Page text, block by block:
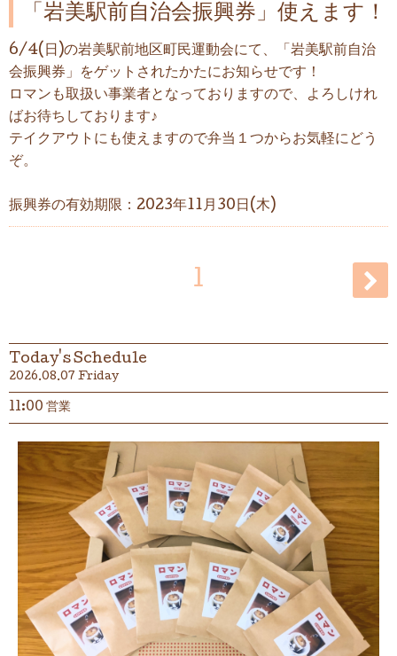
「岩美駅前自治会振興券」使えます！
6/4(日)の岩美駅前地区町民運動会にて、「岩美駅前自治
会振興券」をゲットされたかたにお知らせです！
ロマンも取扱い事業者となっておりますので、よろしけれ
ばお待ちしております♪
テイクアウトにも使えますので弁当１つからお気軽にどう
ぞ。
振興券の有効期限：2023年11月30日(木)
1
Today's Schedule
2026.08.07 Friday
11:00 営業